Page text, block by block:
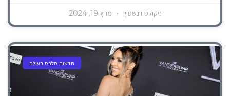
ניקולס וינשטיין מרץ 19, 2024
חדשות סלבס בעולם